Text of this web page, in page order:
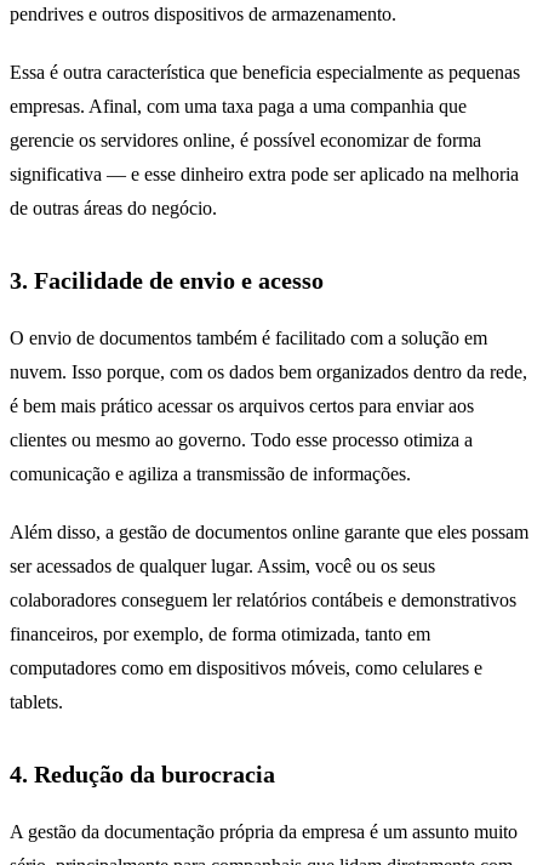
pendrives e outros dispositivos de armazenamento.
Essa é outra característica que beneficia especialmente as pequenas
empresas. Afinal, com uma taxa paga a uma companhia que
gerencie os servidores online, é possível economizar de forma
significativa — e esse dinheiro extra pode ser aplicado na melhoria
de outras áreas do negócio.
3. Facilidade de envio e acesso
O envio de documentos também é facilitado com a solução em
nuvem. Isso porque, com os dados bem organizados dentro da rede,
é bem mais prático acessar os arquivos certos para enviar aos
clientes ou mesmo ao governo. Todo esse processo otimiza a
comunicação e agiliza a transmissão de informações.
Além disso, a gestão de documentos online garante que eles possam
ser acessados de qualquer lugar. Assim, você ou os seus
colaboradores conseguem ler relatórios contábeis e demonstrativos
financeiros, por exemplo, de forma otimizada, tanto em
computadores como em dispositivos móveis, como celulares e
tablets.
4. Redução da burocracia
A gestão da documentação própria da empresa é um assunto muito